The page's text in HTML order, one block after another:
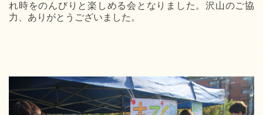
れ時をのんびりと楽しめる会となりました。沢山のご協
力、ありがとうございました。